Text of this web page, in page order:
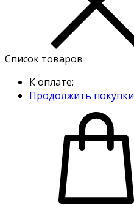
Список товаров
К оплате:
Продолжить покупки